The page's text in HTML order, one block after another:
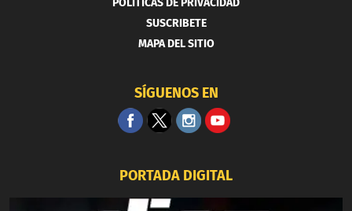
POLITICAS DE PRIVACIDAD
SUSCRIBETE
MAPA DEL SITIO
SÍGUENOS EN
PORTADA DIGITAL